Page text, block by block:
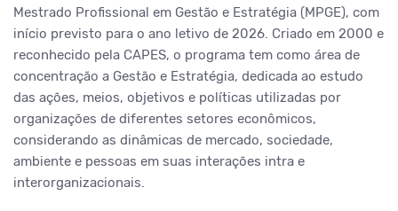
Mestrado Profissional em Gestão e Estratégia (MPGE), com
início previsto para o ano letivo de 2026. Criado em 2000 e
reconhecido pela CAPES, o programa tem como área de
concentração a Gestão e Estratégia, dedicada ao estudo
das ações, meios, objetivos e políticas utilizadas por
organizações de diferentes setores econômicos,
considerando as dinâmicas de mercado, sociedade,
ambiente e pessoas em suas interações intra e
interorganizacionais.